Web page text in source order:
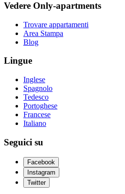
Vedere Only-apartments
Trovare appartamenti
Area Stampa
Blog
Lingue
Inglese
Spagnolo
Tedesco
Portoghese
Francese
Italiano
Seguici su
Facebook
Instagram
Twitter